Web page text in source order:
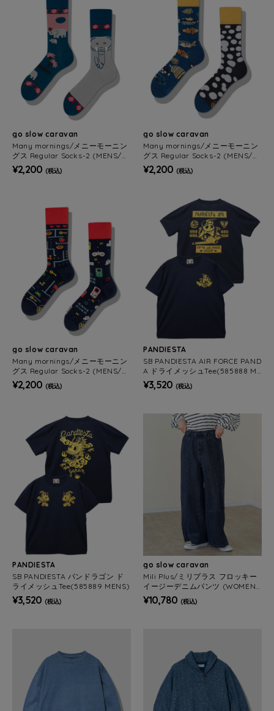
go slow caravan
Many mornings/メニーモーニン
グス Regular Socks-2 (MENS/W
OMENS)
¥2,200 (税込)
go slow caravan
Many mornings/メニーモーニン
グス Regular Socks-2 (MENS/W
OMENS)
¥2,200 (税込)
go slow caravan
Many mornings/メニーモーニン
グス Regular Socks-2 (MENS/W
OMENS)
¥2,200 (税込)
PANDIESTA
SB PANDIESTA AIR FORCE PAND
A ドライメッシュTee(585888 ME
NS)
¥3,520 (税込)
PANDIESTA
SB PANDIESTA パンドラゴン ド
ライメッシュTee(585889 MENS)
¥3,520 (税込)
go slow caravan
Mili Plus/ミリプラス フロッキー
イージーデニムパンツ (WOMEN
S)
¥10,780 (税込)